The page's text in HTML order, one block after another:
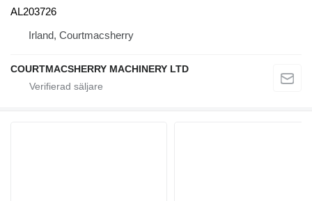
AL203726
Irland, Courtmacsherry
COURTMACSHERRY MACHINERY LTD